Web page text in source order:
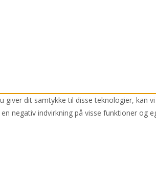
dit samtykke til disse teknologier, kan
negativ indvirkning på visse funktioner og